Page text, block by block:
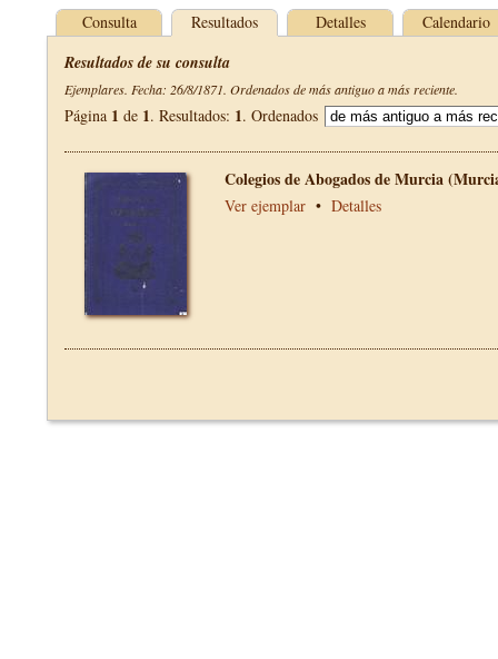
Consulta Resultados Detalles Calendario
Resultados de su consulta
Ejemplares. Fecha: 26/8/1871. Ordenados de más antiguo a más reciente.
Página 1 de 1. Resultados: 1. Ordenados
Colegios de Abogados de Murcia
Ver ejemplar • Detalles